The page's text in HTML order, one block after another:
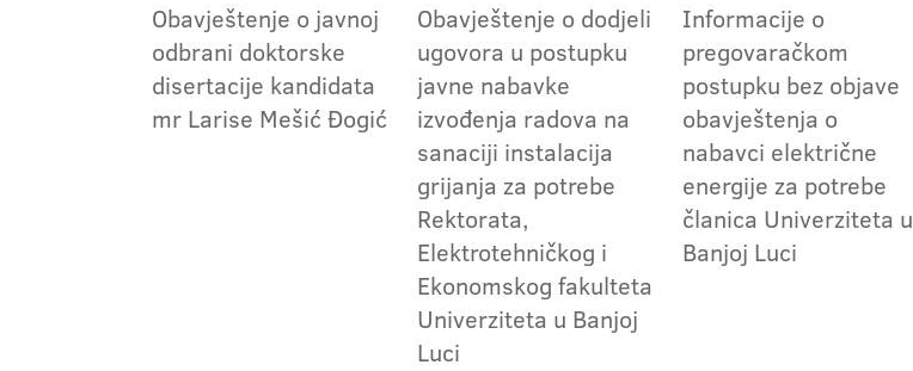
Obavještenje o javnoj
odbrani doktorske
disertacije kandidata
mr Larise Mešić Đogić
Obavještenje o dodjeli
ugovora u postupku
javne nabavke
izvođenja radova na
sanaciji instalacija
grijanja za potrebe
Rektorata,
Elektrotehničkog i
Ekonomskog fakulteta
Univerziteta u Banjoj
Luci
Informacije o
pregovaračkom
postupku bez objave
obavještenja o
nabavci električne
energije za potrebe
članica Univerziteta u
Banjoj Luci